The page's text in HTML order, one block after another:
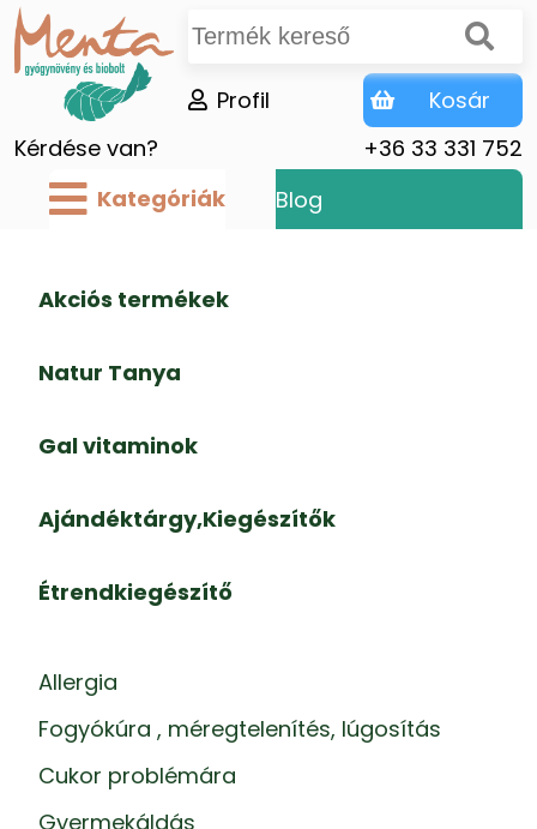
Kérdése van? +36 33 331 752
Profil Kosár
Kategóriák Blog
Akciós termékek
Natur Tanya
Gal vitaminok
Ajándéktárgy,Kiegészítők
Étrendkiegészítő
Allergia
Fogyókúra , méregtelenítés, lúgosítás
Cukor problémára
Gyermekáldás